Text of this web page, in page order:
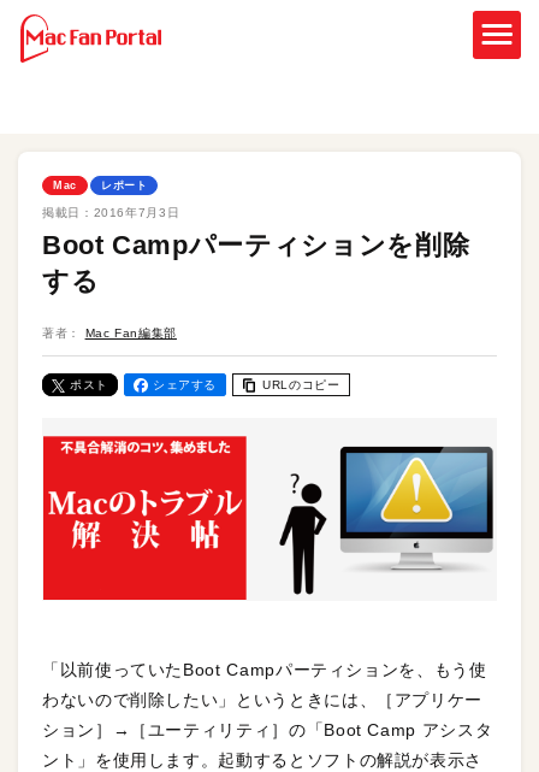
Mac レポート
掲載日： 2016年7月3日
Boot Campパーティションを削除
する
著者： Mac Fan編集部
ポスト シェアする URLのコピー
「以前使っていたBoot Campパーティションを、もう使
わないので削除したい」というときには、［アプリケー
ション］→［ユーティリティ］の「Boot Camp アシスタ
ント」を使用します。起動するとソフトの解説が表示さ